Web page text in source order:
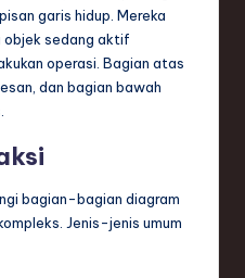
garis hidup. Mereka
sedang aktif
operasi. Bagian atas
dan bagian bawah
bagian-bagian diagram
Jenis-jenis umum